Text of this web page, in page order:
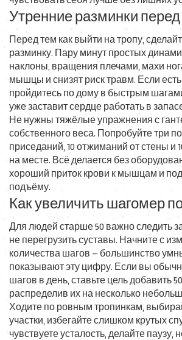
Утренние разминки
Перед тем как выйти на тропу,
разминку. Пару минут простых
наклоны, вращения плечами, махи
мышцы и снизят риск травм. Если
пройдитесь по дому в быстрым
уже заставит сердце работать в
Не нужны тяжёлые упражнения с
собственного веса. Попробуйте три
приседаний, 10 отжиманий от стены и
на месте. Всё делается без
хороший приток крови к мышцам и
подъёму.
Как увеличить шагомер
Для людей старше 50 важно следить
не перегрузить суставы. Начните с
количества шагов – большинство
показывают эту цифру. Если вы
шагов в день, ставьте цель добавить
распределив их на несколько
Ходите по ровным тропинкам,
участки, избегайте слишком крутых
чувствуете усталость, делайте паузу,